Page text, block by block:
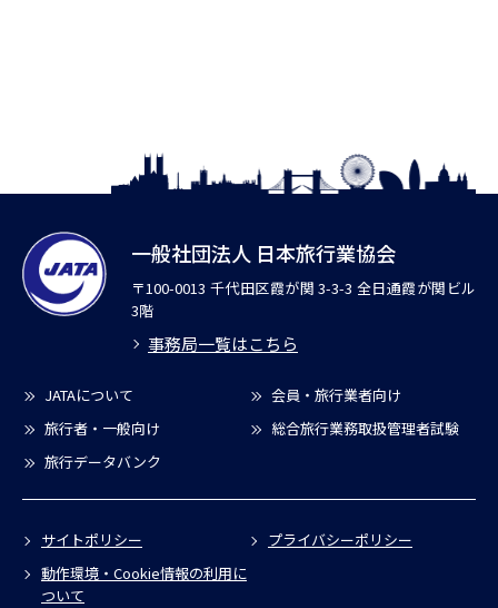
一般社団法人 日本旅行業協会
〒100-0013 千代田区霞が関 3-3-3 全日通霞が関ビル
3階
事務局一覧はこちら
JATAについて
会員・旅行業者向け
旅行者・一般向け
総合旅行業務取扱管理者試験
旅行データバンク
サイトポリシー
プライバシーポリシー
動作環境・Cookie情報の利用に
ついて